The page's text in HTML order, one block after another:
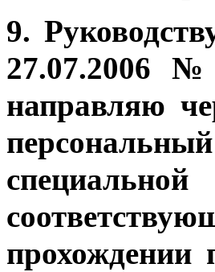
9.
27.07.2006
направляю
прохождении